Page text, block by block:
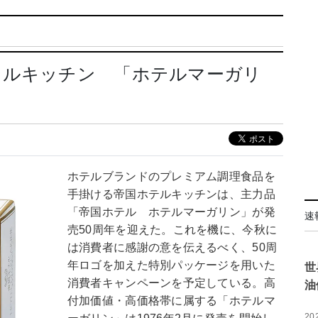
キッチン 「ホテルマーガリ
ホテルブランドのプレミアム調理食品を
手掛ける帝国ホテルキッチンは、主力品
「帝国ホテル ホテルマーガリン」が発
売50周年を迎えた。これを機に、今秋に
は消費者に感謝の意を伝えるべく、50周
年ロゴを加えた特別パッケージを用いた
消費者キャンペーンを予定している。高
付加価値・高価格帯に属する「ホテルマ
速